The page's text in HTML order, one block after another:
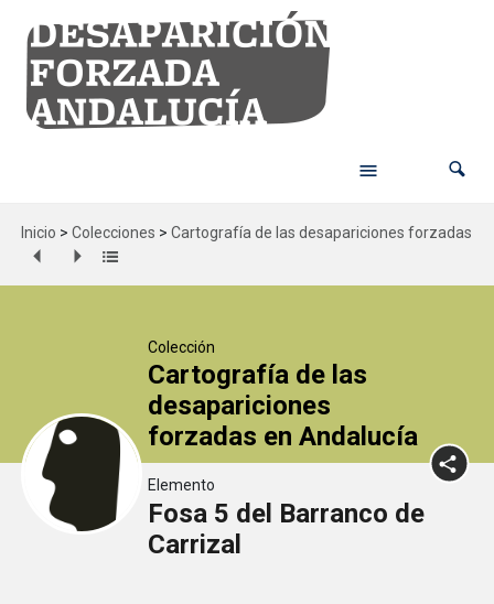
Inicio > Colecciones > Cartografía de las desapariciones forzadas
Colección
Cartografía de las
desapariciones
forzadas en Andalucía
Elemento
Fosa 5 del Barranco de
Carrizal